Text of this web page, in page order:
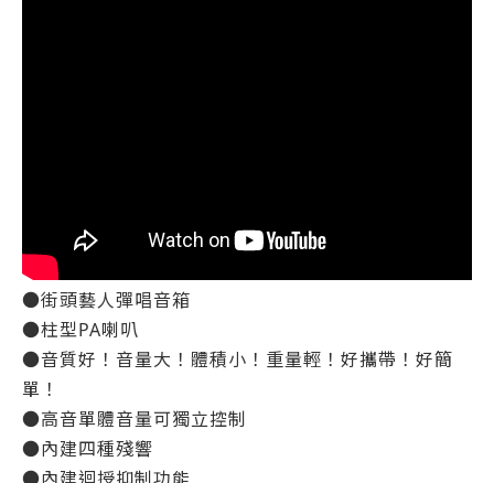
●街頭藝人彈唱音箱
●柱型PA喇叭
●音質好！音量大！體積小！重量輕！好攜帶！好簡
單！
●高音單體音量可獨立控制
●內建四種殘響